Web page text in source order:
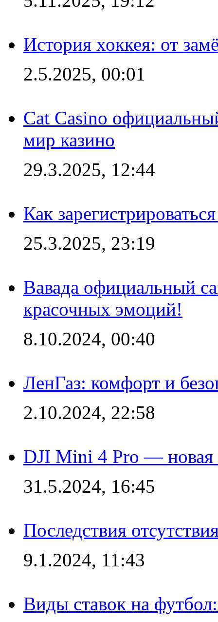
История хоккея: от
2.5.2025, 00:01
Cat Casino
мир казино
29.3.2025, 12:44
Как
25.3.2025, 23:19
Вавада официальный
красочных эмоций!
8.10.2024, 00:40
ЛенГаз: комфорт и
2.10.2024, 22:58
DJI Mini 4 Pro — новая
31.5.2024, 16:45
Последствия
9.1.2024, 11:43
Виды ставок на